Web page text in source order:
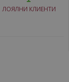
ЛОЯЛНИ КЛИЕНТИ